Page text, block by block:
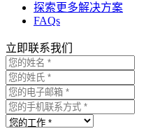
探索更多解决方案
FAQs
立即联系我们